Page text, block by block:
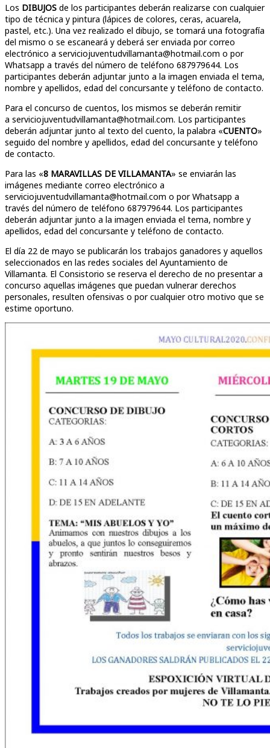
Los DIBUJOS de los participantes deberán realizarse con cualquier
tipo de técnica y pintura (lápices de colores, ceras, acuarela,
pastel, etc.). Una vez realizado el dibujo, se tomará una fotografía
del mismo o se escaneará y deberá ser enviada por correo
electrónico a serviciojuventudvillamanta@hotmail.com o por
Whatsapp a través del número de teléfono 687979644. Los
participantes deberán adjuntar junto a la imagen enviada el tema,
nombre y apellidos, edad del concursante y teléfono de contacto.
Para el concurso de cuentos, los mismos se deberán remitir
a serviciojuventudvillamanta@hotmail.com. Los participantes
deberán adjuntar junto al texto del cuento, la palabra «CUENTO»
seguido del nombre y apellidos, edad del concursante y teléfono
de contacto.
Para las «8 MARAVILLAS DE VILLAMANTA» se enviarán las
imágenes mediante correo electrónico a
serviciojuventudvillamanta@hotmail.com o por Whatsapp a
través del número de teléfono 687979644. Los participantes
deberán adjuntar junto a la imagen enviada el tema, nombre y
apellidos, edad del concursante y teléfono de contacto.
El día 22 de mayo se publicarán los trabajos ganadores y aquellos
seleccionados en las redes sociales del Ayuntamiento de
Villamanta. El Consistorio se reserva el derecho de no presentar a
concurso aquellas imágenes que puedan vulnerar derechos
personales, resulten ofensivas o por cualquier otro motivo que se
estime oportuno.